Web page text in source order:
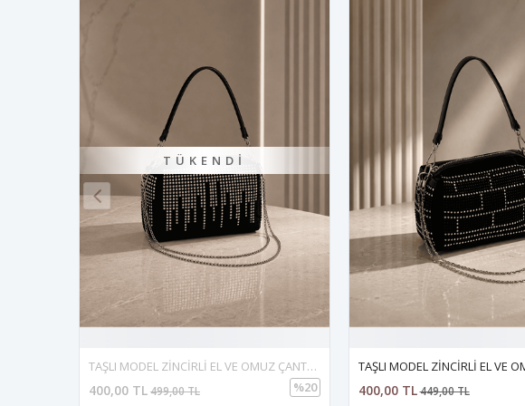
TÜKENDI
TAŞLI MODEL ZİNCİRLİ EL VE OMUZ ÇANTASI Siyah
400,00 TL499,00 TL %20 400,00 TL449,00 TL